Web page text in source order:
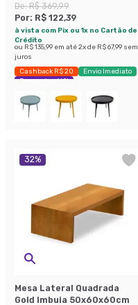
De:R$ 369,99
Por: R$ 122,39
à vista com Pix ou 1x no Cartão de
Crédito
ou R$ 135,99 em até2x de R$ 67,99 sem
juros
Cashback R$ 20
Envio Imediato
Economize 66%
32%
Mesa Lateral Quadrada
Gold Imbuia 50x60x60cm